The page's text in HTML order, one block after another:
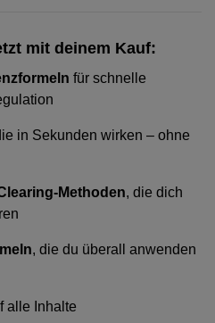
mit deinem Kauf:
für schnelle
in Sekunden wirken – ohne
Methoden, die dich
, die du überall anwenden
alle Inhalte